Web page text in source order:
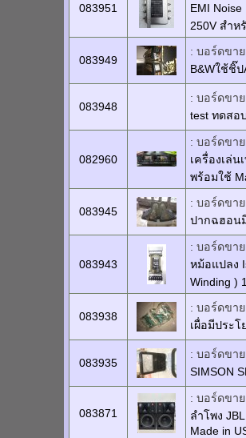
083951
EMI
250V สำห
083949
: บอร์ดขาย
B&Wใช้ชิ๊
083948
: บอร์ดขาย
test ทดสอ
082960
: บอร์ดขาย
เครื่องเล่น
พร้อมใช้
083945
: บอร์ดขาย
ปากฉฮอน
083943
: บอร์ดขาย
หม้อแปลง
Winding )
083938
: บอร์ดขาย
เผื่อมีประโ
083935
: บอร์ดขาย
SIMSON
083871
: บอร์ดขาย
ลำโพง
Made in